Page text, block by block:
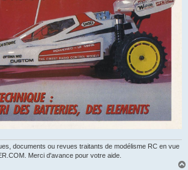
documents ou revues traitants de modélisme RC en vue
Merci d'avance pour votre aide.